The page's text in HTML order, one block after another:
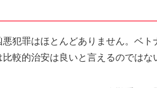
犯罪はほとんどありません。ベト
較的治安は良いと言えるのではな